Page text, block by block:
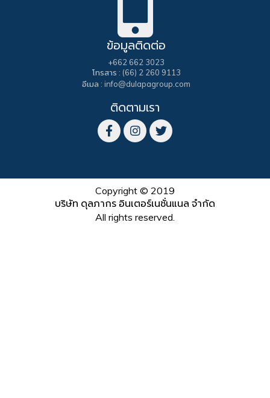
ข้อมูลติดต่อ
+662 662 3023
โทรสาร : (66) 2 260 9113
อีเมล : info@dulapagroup.com
ติดตามเรา
Copyright © 2019
บริษัท ดุลภากร อินเตอร์เนชั่นแนล จำกัด
All rights reserved.